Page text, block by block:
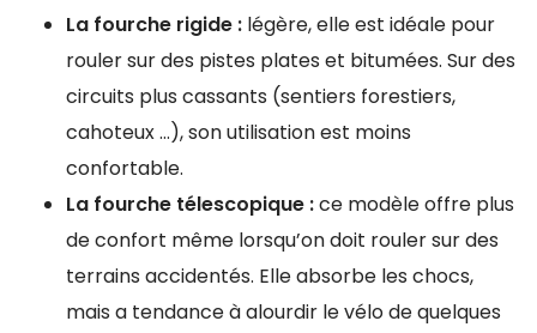
La fourche rigide : légère, elle est idéale pour
rouler sur des pistes plates et bitumées. Sur des
circuits plus cassants (sentiers forestiers,
cahoteux …), son utilisation est moins
confortable.
La fourche télescopique :ce modèle offre plus
de confort même lorsqu’on doit rouler sur des
terrains accidentés. Elle absorbe les chocs,
mais a tendance à alourdir le vélo de quelques